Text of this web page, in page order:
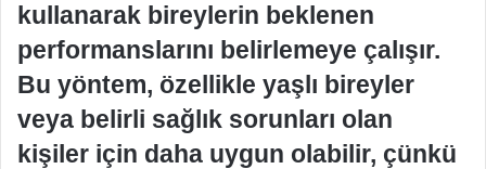
kullanarak bireylerin beklenen
performanslarını belirlemeye çalışır.
Bu yöntem, özellikle yaşlı bireyler
veya belirli sağlık sorunları olan
kişiler için daha uygun olabilir, çünkü